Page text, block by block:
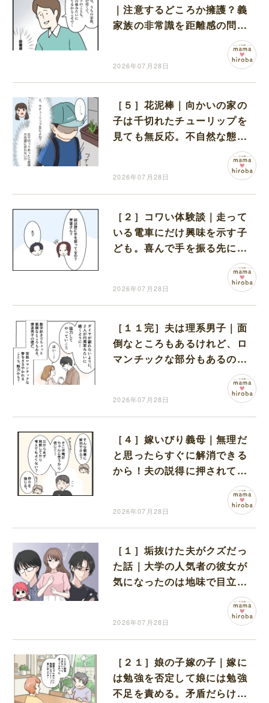
｜注意するどころか擁護？義
家族の非常識を距離感の問題
で片付ける夫にモヤモヤする
2026年07月28日
［５］花泥棒｜向かいの家の
子は千切れたチューリップを
見ても無反応。不自然な態度
2026年07月28日
［２］コワい体験談｜走って
いる電車にだけ興味を示す子
ども。喜んで手を振る先には
2026年07月28日
［１１完］夫は理系男子｜面
倒なところもあるけれど、ロ
マンチックな部分もあるのが
2026年07月28日
［４］嫁いびり義母｜無理だ
と思ったらすぐに解消できる
から！夫の説得に押されて義
2026年07月28日
［１］垢抜けた夫がクズだっ
た話｜大学の人気者の彼女が
気になったのは地味で目立た
2026年07月28日
［２１］娘の子嫁の子｜嫁に
は勉強を否定して娘には勉強
不足を責める。矛盾だらけの